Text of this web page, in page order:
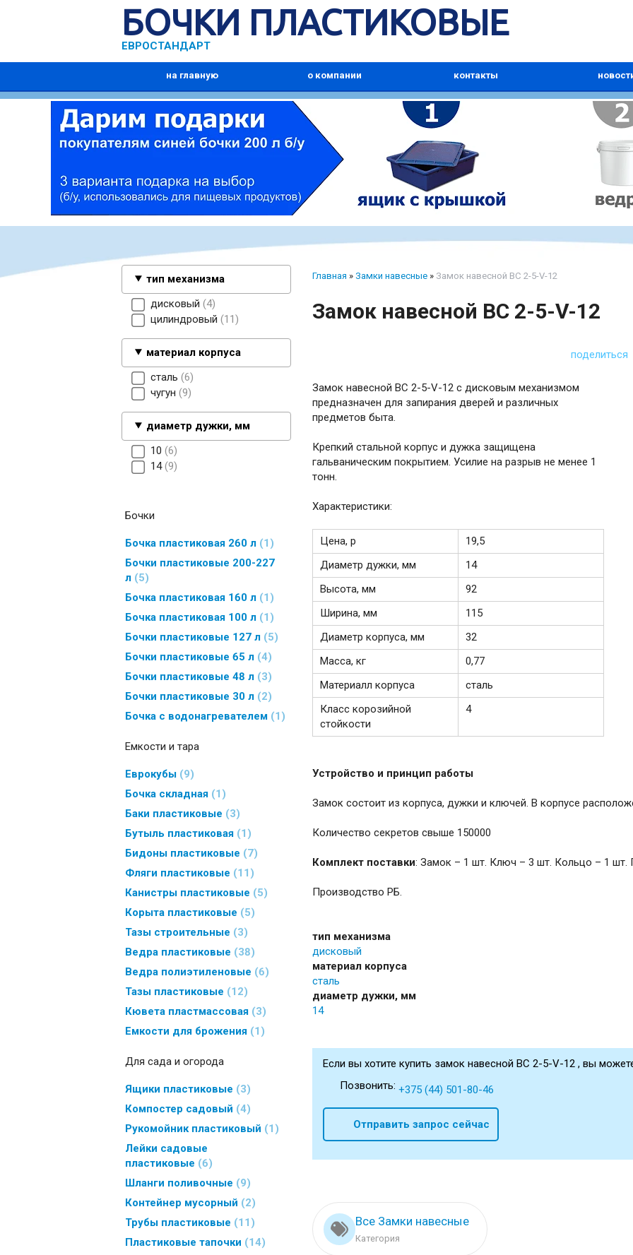
БОЧКИ ПЛАСТИКОВЫЕ
ЕВРОСТАНДАРТ
на главную о компании контакты
тип механизма
дисковый 4
цилиндровый
11
материал корпуса
сталь 6
чугун 9
диаметр дужки, мм
10 6
14 9
Бочки
Бочка пластиковая 260 л
1
Бочки пластиковые 200-227
л
5
Бочка пластиковая 160 л
1
Бочка пластиковая 100 л
1
Бочки пластиковые 127 л
5
Бочки пластиковые 65 л 4
Бочки пластиковые 48 л
3
Бочки пластиковые 30 л
2
Бочка с водонагревателем
1
Емкости и тара
Еврокубы
9
Бочка складная
1
Баки пластиковые
3
Бутыль пластиковая
1
Бидоны пластиковые
7
Фляги пластиковые
11
Канистры пластиковые
5
Корыта пластиковые
5
Тазы строительные
3
Ведра пластиковые
38
Ведра полиэтиленовые
6
Тазы пластиковые
12
Кювета пластмассовая
3
Емкости для брожения
1
Для сада и огорода
Ящики пластиковые
3
Компостер садовый
4
Рукомойник пластиковый
1
Лейки садовые
пластиковые
6
Шланги поливочные
9
Контейнер мусорный
2
Трубы пластиковые
11
Пластиковые тапочки
14
Главная » Замки навесные » Замок навесной BC 2-5-V-12
Замок навесной BC 2-5-V-12
поделиться
Замок навесной ВС 2-5-V-12 с дисковым механизмом
предназначен для запирания дверей и различных
предметов быта.
Крепкий стальной корпус и дужка защищена
гальваническим покрытием. Усилие на разрыв не менее 1
тонн.
Характеристики:
Цена, р
19,5
Диаметр дужки, мм
14
Высота, мм
92
Ширина, мм
115
Диаметр корпуса, мм
32
Масса, кг
0,77
Материалл корпуса
сталь
Класс корозийной
стойкости
4
Устройство и принцип работы
Замок состоит из корпуса, дужки и ключей. В корпусе
Количество секретов свыше 150000
Комплект поставки: Замок – 1 шт. Ключ – 3 шт. Кольцо – 1 шт.
Производство РБ.
тип механизма
дисковый
материал корпуса
сталь
диаметр дужки, мм
14
Если вы хотите купить замок навесной BC 2-5-V-12 , вы
Позвонить: +375 (44) 501-80-46
Отправить запрос сейчас
Все Замки навесные
Категория